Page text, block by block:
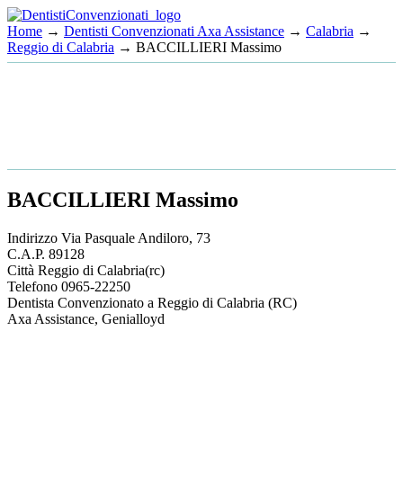
Home → Dentisti Convenzionati Axa Assistance → Calabria →
Reggio di Calabria → BACCILLIERI Massimo
BACCILLIERI Massimo
Indirizzo Via Pasquale Andiloro, 73
C.A.P. 89128
Città Reggio di Calabria(rc)
Telefono 0965-22250
Dentista Convenzionato a Reggio di Calabria (RC)
Axa Assistance, Genialloyd